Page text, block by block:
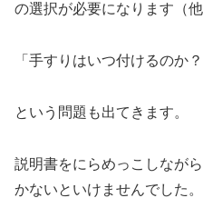
の選択が必要になります（
「手すりはいつ付けるのか？
という問題も出てきます。
説明書をにらめっこしなが
かないといけませんでした。